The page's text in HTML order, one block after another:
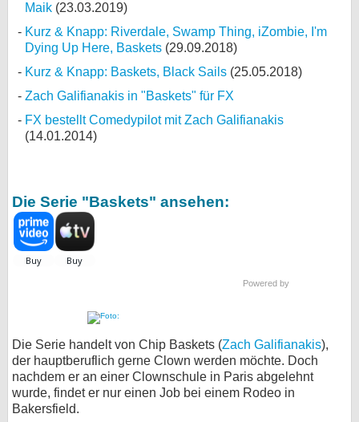
Maik (23.03.2019)
Kurz & Knapp: Riverdale, Swamp Thing, iZombie, I'm
Dying Up Here, Baskets (29.09.2018)
Kurz & Knapp: Baskets, Black Sails (25.05.2018)
Zach Galifianakis in "Baskets" für FX
FX bestellt Comedypilot mit Zach Galifianakis
(14.01.2014)
Die Serie "Baskets" ansehen:
Powered by
Die Serie handelt von Chip Baskets (Zach Galifianakis),
der hauptberuflich gerne Clown werden möchte. Doch
nachdem er an einer Clownschule in Paris abgelehnt
wurde, findet er nur einen Job bei einem Rodeo in
Bakersfield.